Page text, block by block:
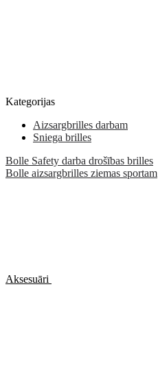
Kategorijas
Aizsargbrilles darbam
Sniega brilles
Bolle Safety darba drošības brilles
Bolle aizsargbrilles ziemas sportam
Aksesuāri